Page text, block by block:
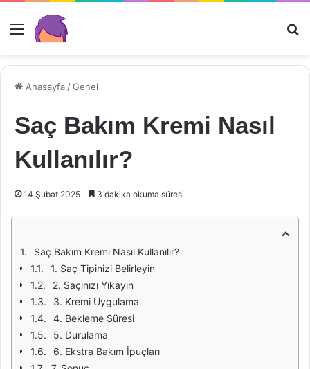
Menü
Anasayfa /Genel
Saç Bakım Kremi Nasıl
Kullanılır?
14 Şubat 2025 3 dakika okuma süresi
Saç Bakım Kremi Nasıl Kullanılır?
1. Saç Tipinizi Belirleyin
2. Saçınızı Yıkayın
3. Kremi Uygulama
4. Bekleme Süresi
5. Durulama
6. Ekstra Bakım İpuçları